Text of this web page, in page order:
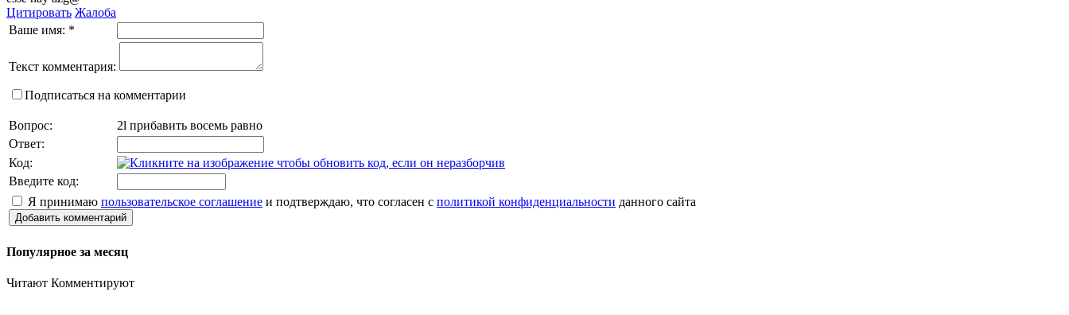
Цитировать Жалоба
Ваше имя: *
Текст комментария:
Подписаться на комментарии
Вопрос:
2l прибавить восемь равно
Ответ:
Код:
Введите код:
Я принимаю пользовательское соглашение и подтверждаю, что согласен с политикой конфиденциальности данного сайта
Добавить комментарий
Популярное за месяц
Читают Комментируют